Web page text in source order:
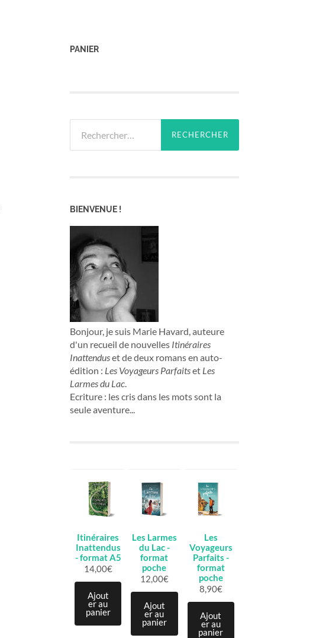
PANIER
BIENVENUE !
Bonjour, je suis Marie Havard, auteure
d'un recueil de nouvelles Itinéraires
Inattenduset de deux romans en auto-
édition : Les Voyageurs Parfaitset Les
Larmes du Lac
Ecriture : les cris dans les mots sont la
seule aventure...
Itinéraires
Inattendus
- format A5
14,00€
Ajout
er au
panier
Les Larmes
du Lac -
format
poche
12,00€
Ajout
er au
panier
Les
Voyageurs
Parfaits -
format
poche
8,90€
Ajout
er au
panier